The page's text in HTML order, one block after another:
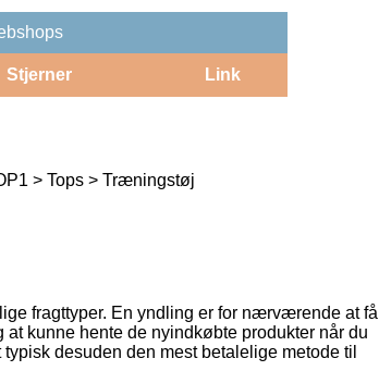
Stjerner Link
> Tops > Træningstøj
fragttyper. En yndling er for nærværende at få
kunne hente de nyindkøbte produkter når du
desuden den mest betalelige metode til